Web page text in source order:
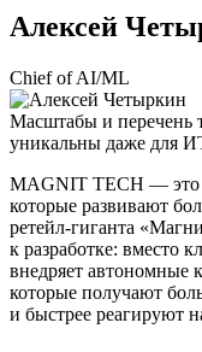
Алексей
Chief of AI/ML
Масштабы и перечень
уникальны даже для
MAGNIT TECH — это
которые развивают
ретейл-гиганта
к разработке: вместо
внедряет автономные
которые получают
и быстрее реагируют